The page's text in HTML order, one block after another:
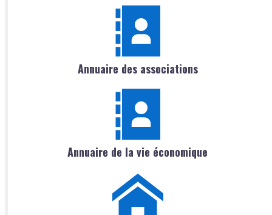
Annuaire des associations
Annuaire de la vie économique